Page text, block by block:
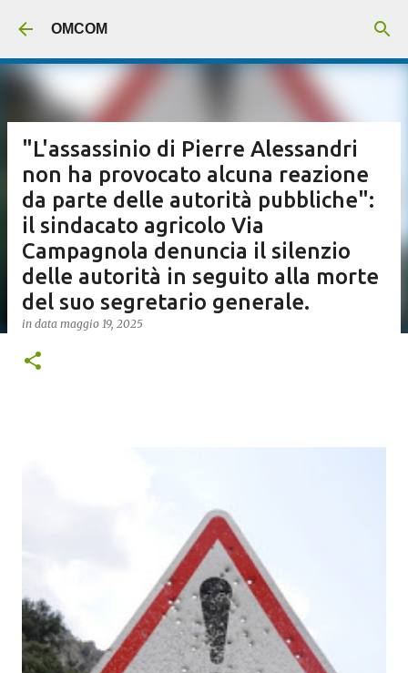
OMCOM
"L'assassinio di Pierre Alessandri
non ha provocato alcuna reazione
da parte delle autorità pubbliche":
il sindacato agricolo Via
Campagnola denuncia il silenzio
delle autorità in seguito alla morte
del suo segretario generale.
in data maggio 19, 2025